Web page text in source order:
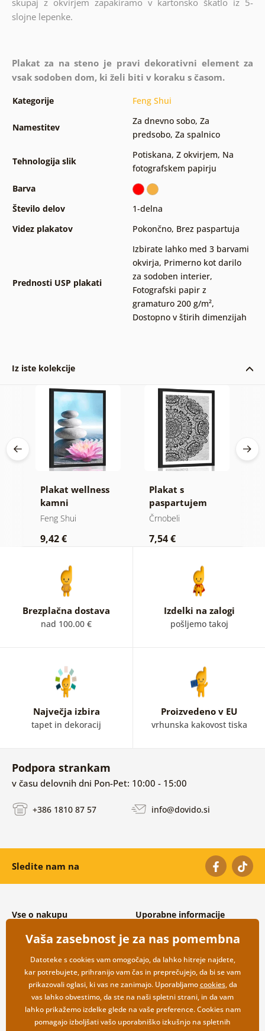
slojne lepenke.
Plakat za na steno je pravi dekorativni element za
vsak sodoben dom, ki želi biti v koraku s časom.
Kategorije Feng Shui
Namestitev
Za dnevno sobo, Za
predsobo, Za spalnico
Tehnologija slik
Potiskana, Z okvirjem, Na
fotografskem papirju
Barva
Število delov
1-delna
Videz plakatov
Pokončno, Brez paspartuja
Prednosti USP plakati
Izbirate lahko med 3 barvami
okvirja, Primerno kot darilo
za sodoben interier,
Fotografski papir z
gramaturo 200 g/m²,
Dostopno v štirih dimenzijah
Iz iste kolekcije
Plakat wellness
kamni
Feng Shui
9,42 €
Plakat s
paspartujem
rožasta Mandala
varianti
Črnobeli
7,54 €
Brezplačna dostava
nad 100.00 €
Izdelki na zalogi
pošljemo takoj
Največja izbira
tapet in dekoracij
Proizvedeno v EU
vrhunska kakovost tiska
Podpora strankam
v času delovnih dni Pon-Pet: 10:00 - 15:00
+386 1810 87 57 info@dovido.si
Sledite nam na
Vse o nakupu
Splošni in reklamacijski pogoji
Varovanje osebnih podatkov
Možnosti dostave in plačila
Vračilo blaga
Uporabne informacije
Pogosto zastavljena vprašanja
Kontakti
Veleprodaja
Vaša zasebnost je za nas pomembna
Datoteke s cookies vam omogočajo, da lahko hitreje najdete,
kar potrebujete, prihranijo vam čas in preprečujejo, da bi se vam
prikazovali oglasi, ki vas ne zanimajo. Uporabljamocookies, da
vas lahko obvestimo, da ste na naši spletni strani, in da vam
lahko prikažemo izdelke glede na vaše preference. Cookies nam
pomagajo izboljšati vašo uporabniško izkušnjo na spletnih